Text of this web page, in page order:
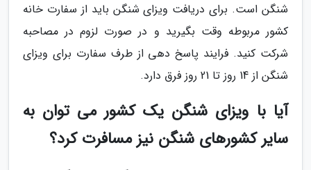
شنگن است. برای دریافت ویزای شنگن باید از سفارت خانه
کشور مربوطه وقت بگیرید و در صورت لزوم در مصاحبه
شرکت کنید. فرایند پاسخ دهی از طرف سفارت برای ویزای
شنگن از 14 روز تا 21 روز فرق دارد.
آیا با ویزای شنگن یک کشور می توان به
سایر کشورهای شنگن نیز مسافرت کرد؟